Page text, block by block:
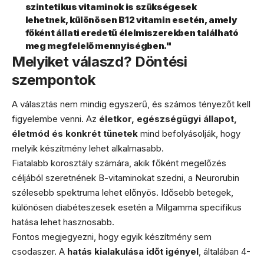
szintetikus vitaminok is szükségesek
lehetnek, különösen B12 vitamin esetén, amely
főként állati eredetű élelmiszerekben található
meg megfelelő mennyiségben."
Melyiket válaszd? Döntési
szempontok
A választás nem mindig egyszerű, és számos tényezőt kell
figyelembe venni. Az életkor, egészségügyi állapot,
életmód és konkrét tünetek mind befolyásolják, hogy
melyik készítmény lehet alkalmasabb.
Fiatalabb korosztály számára, akik főként megelőzés
céljából szeretnének B-vitaminokat szedni, a Neurorubin
szélesebb spektruma lehet előnyös. Idősebb betegek,
különösen diabéteszesek esetén a Milgamma specifikus
hatása lehet hasznosabb.
Fontos megjegyezni, hogy egyik készítmény sem
csodaszer. A hatás kialakulása időt igényel, általában 4-